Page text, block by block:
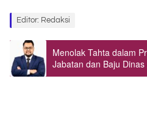
Editor: Redaksi
Menolak Tahta dalam
Jabatan dan Baju